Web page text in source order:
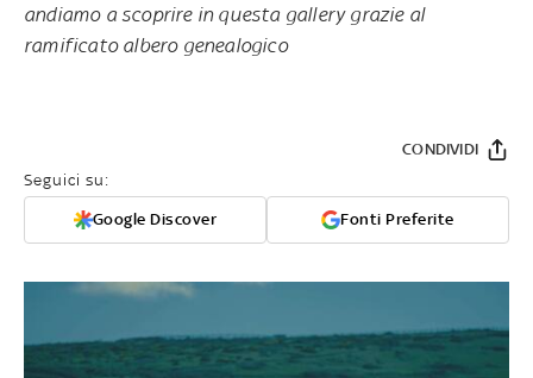
andiamo a scoprire in questa gallery grazie al
ramificato albero genealogico
Seguici su:
Google Discover Fonti Preferite
CONDIVIDI